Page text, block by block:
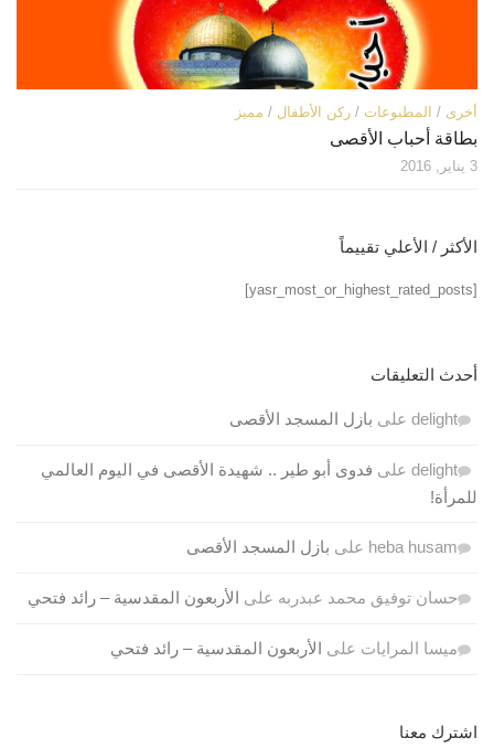
أخرى / المطبوعات / ركن الأطفال / مميز
بطاقة أحباب الأقصى
3 يناير, 2016
الأكثر / الأعلي تقييماً
[yasr_most_or_highest_rated_posts]
أحدث التعليقات
delight على بازل المسجد الأقصى
delight على فدوى أبو طير .. شهيدة الأقصى في اليوم العالمي
للمرأة!
heba husam على بازل المسجد الأقصى
حسان توفيق محمد عبدربه على الأربعون المقدسية – رائد فتحي
ميسا المرايات على الأربعون المقدسية – رائد فتحي
اشترك معنا